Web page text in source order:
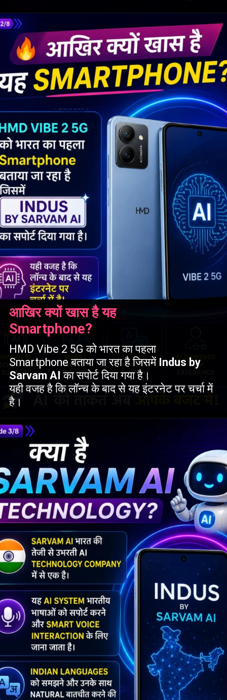
आखिर क्यों खास है यह
Smartphone?
HMD Vibe 2 5G को भारत का पहला
Smartphone बताया जा रहा है जिसमें Indus by
Sarvam AI का सपोर्ट दिया गया है।
यही वजह है कि लॉन्च के बाद से यह इंटरनेट पर चर्चा में
है।